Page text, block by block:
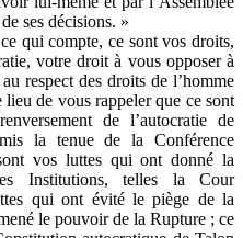
ses décisions. »
qui compte, ce sont vos droits,
votre droit à vous opposer à
respect des droits de l’homme
lieu de vous rappeler que ce sont
de l’autocratie de
la tenue de la Conférence
vos luttes qui ont donné la
Institutions, telles la Cour
qui ont évité le piège de la
le pouvoir de la Rupture ; ce